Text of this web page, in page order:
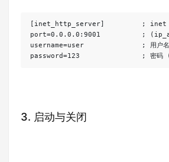
[inet_http_server]         ; inet
port=0.0.0.0:9001          ;
username=user              ; 用
3. 启动与关闭